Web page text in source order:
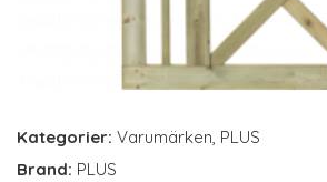
Kategorier: Varumärken, PLUS
Brand: PLUS